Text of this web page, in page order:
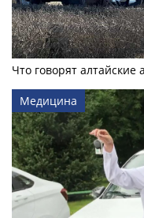
Что говорят алтайские
Медицина